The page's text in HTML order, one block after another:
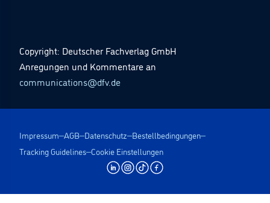
Copyright: Deutscher Fachverlag GmbH
Anregungen und Kommentare an
communications@dfv.de
Impressum AGB Datenschutz Bestellbedingungen
Tracking Guidelines Cookie Einstellungen